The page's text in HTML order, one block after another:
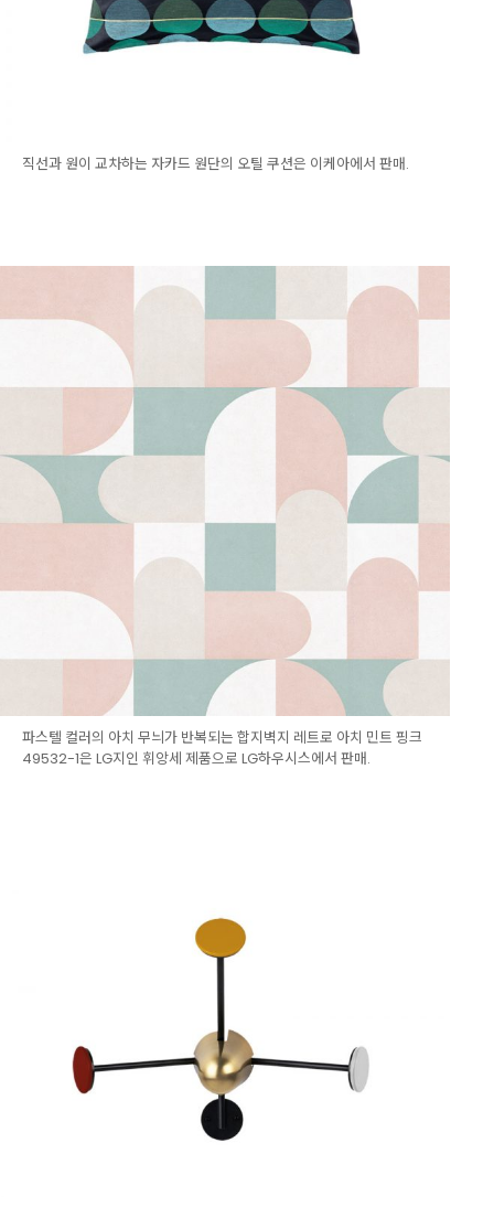
직선과 원이 교차하는 자카드 원단의 오틸 쿠션은 이케아에서 판매.
파스텔 컬러의 아치 무늬가 반복되는 합지벽지 레트로 아치 민트 핑크
49532-1은 LG지인 휘앙세 제품으로 LG하우시스에서 판매.